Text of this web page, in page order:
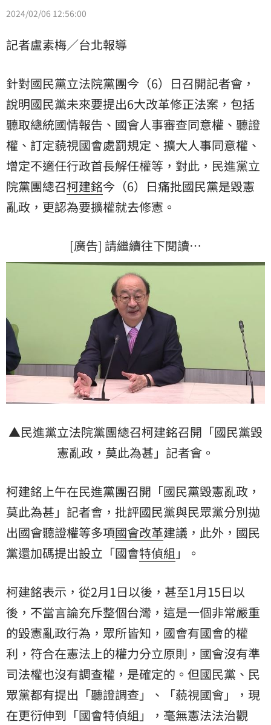
2024/02/06 12:56:00
記者盧素梅／台北報導
針對國民黨立法院黨團今（6）日召開記者會，
說明國民黨未來要提出6大改革修正法案，包括
聽取總統國情報告、國會人事審查同意權、聽證
權、訂定藐視國會處罰規定、擴大人事同意權、
增定不適任行政首長解任權等，對此，民進黨立
院黨團總召柯建銘今（6）日痛批國民黨是毀憲
亂政，更認為要擴權就去修憲。
[廣告] 請繼續往下閱讀…
▲民進黨立法院黨團總召柯建銘召開「國民黨毀
憲亂政，莫此為甚」記者會。
柯建銘上午在民進黨團召開「國民黨毀憲亂政，
莫此為甚」記者會，批評國民黨與民眾黨分別拋
出國會聽證權等多項國會改革建議，此外，國民
黨還加碼提出設立「國會特偵組 」。
柯建銘表示，從2月1日以後，甚至1月15日以
後，不當言論充斥整個台灣，這是一個非常嚴重
的毀憲亂政行為，眾所皆知，國會有國會的權
利，符合在憲法上的權力分立原則，國會沒有準
司法權也沒有調查權，是確定的。但國民黨、民
眾黨都有提出「聽證調查」、「藐視國會」，現
在更衍伸到「國會特偵組」，毫無憲法法治觀